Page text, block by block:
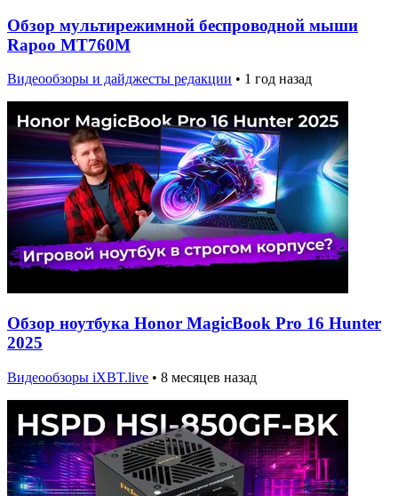
Обзор мультирежимной беспроводной мыши
Rapoo MT760M
Видеообзоры и дайджесты редакции • 1 год назад
Обзор ноутбука Honor MagicBook Pro 16 Hunter
2025
Видеообзоры iXBT.live • 8 месяцев назад